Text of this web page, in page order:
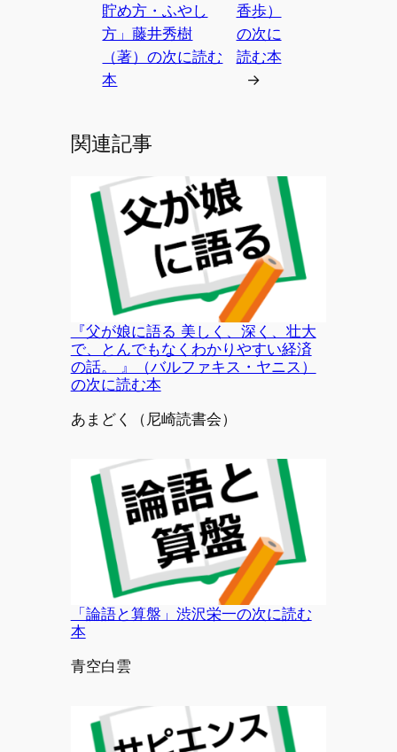
貯め方・ふやし
方」藤井秀樹
（著）の次に読む
本
香歩）
の次に
読む本
→
関連記事
『父が娘に語る 美しく、深く、壮大
で、とんでもなくわかりやすい経済
の話。 』（バルファキス・ヤニス）
の次に読む本
投稿者
あまどく（尼崎読書会）
「論語と算盤」渋沢栄一の次に読む
本
投稿者
青空白雲